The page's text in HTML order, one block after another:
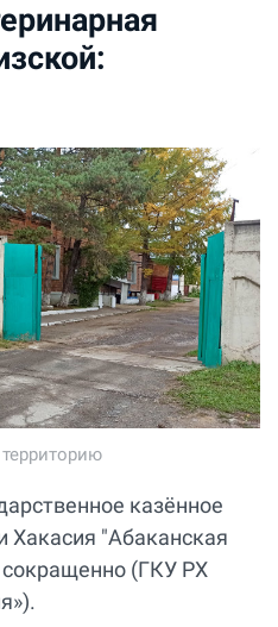
казённое
Хакасия "Абаканская
сокращенно (ГКУ РХ